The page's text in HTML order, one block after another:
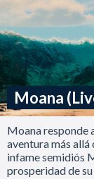
Moana
Moana responde
aventura más
infame semidiós
prosperidad de su